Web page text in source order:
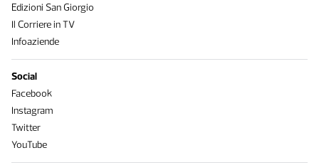
Edizioni San Giorgio
Il Corriere in TV
Infoaziende
Social
Facebook
Instagram
Twitter
YouTube